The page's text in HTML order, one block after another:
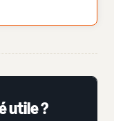
utile ?